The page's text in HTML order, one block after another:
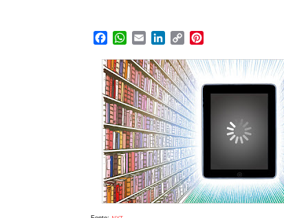
Facebook
WhatsApp
EmailLinkedIn
Copy